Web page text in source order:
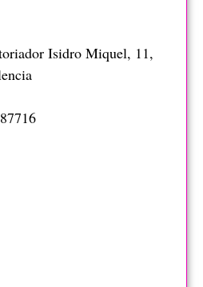
Isidro Miquel, 11,